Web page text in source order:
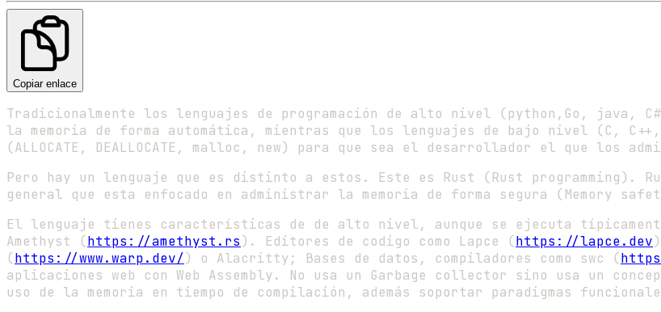
Copiar enlace
Tradicionalmente los lenguajes de programación de alto nivel (python,Go, java,
la memoria de forma automática, mientras que los lenguajes de bajo nivel (C,
(ALLOCATE, DEALLOCATE, malloc, new) para que sea el desarrollador el que los
Pero hay un lenguaje que es distinto a estos. Este es Rust (Rust programming).
general que esta enfocado en administrar la memoria de forma segura (Memory
El lenguaje tienes características de de alto nivel, aunque se ejecuta típicamente
Amethyst (https://amethyst.rs). Editores de codigo como Lapce (https://lapce.dev
(https://www.warp.dev/) o Alacritty; Bases de datos, compiladores como swc (
aplicaciones web con Web Assembly. No usa un Garbage collector sino usa un
uso de la memoria en tiempo de compilación, además soportar paradigmas